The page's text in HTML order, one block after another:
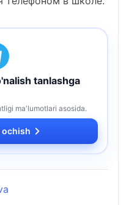
tanlashga
ma'lumotlari asosida.
ochish